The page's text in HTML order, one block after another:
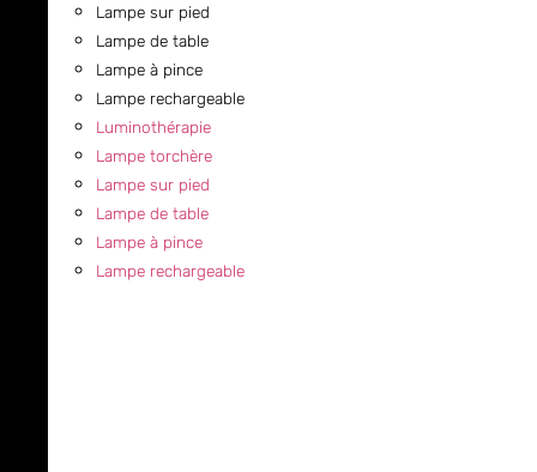
Lampe sur pied
Lampe de table
Lampe à pince
Lampe rechargeable
Luminothérapie
Lampe torchère
Lampe sur pied
Lampe de table
Lampe à pince
Lampe rechargeable